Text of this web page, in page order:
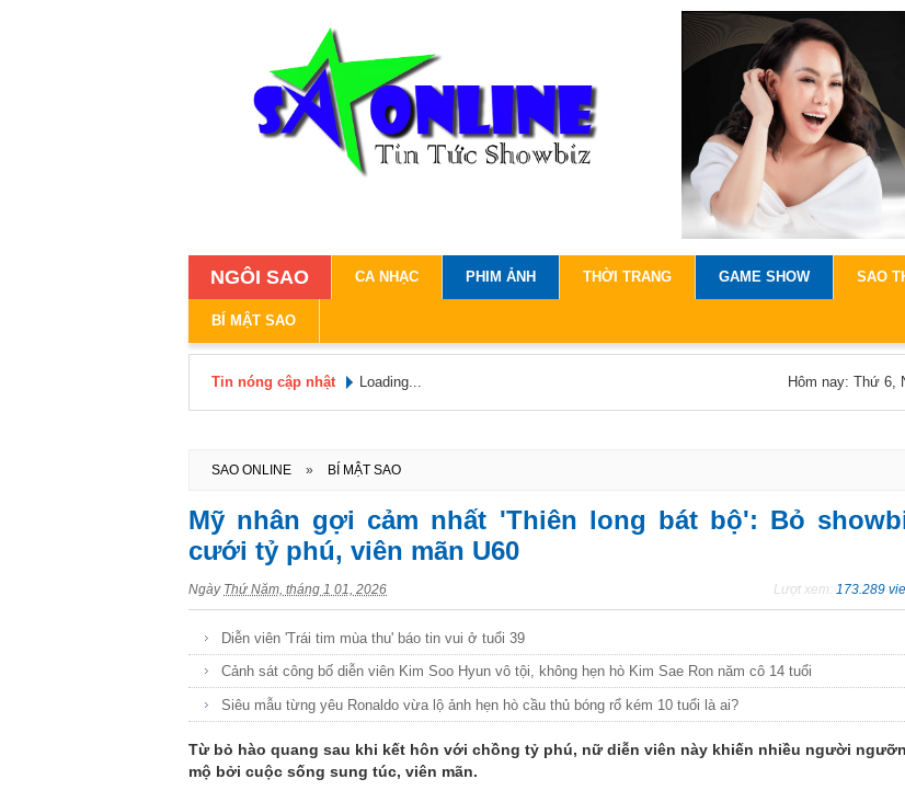
NGÔI SAO CA NHẠC PHIM ẢNH THỜI TRANG GAME SHOW SAO
BÍ MẬT SAO
Tin nóng cập nhật Loading... Hôm nay: Thứ 6,
SAO ONLINE » BÍ MẬT SAO
Mỹ nhân gợi cảm nhất 'Thiên long bát bộ': Bỏ
cưới tỷ phú, viên mãn U60
Ngày Thứ Năm, tháng 1 01, 2026 Lượt xem: 173.289
Diễn viên 'Trái tim mùa thu' báo tin vui ở tuổi 39
Cảnh sát công bố diễn viên Kim Soo Hyun vô tội, không hẹn hò Kim Sae Ron năm cô 14 tuổi
Siêu mẫu từng yêu Ronaldo vừa lộ ảnh hẹn hò cầu thủ bóng rổ kém 10 tuổi là ai?
Từ bỏ hào quang sau khi kết hôn với chồng tỷ phú, nữ diễn viên này khiến nhiều người
mộ bởi cuộc sống sung túc, viên mãn.